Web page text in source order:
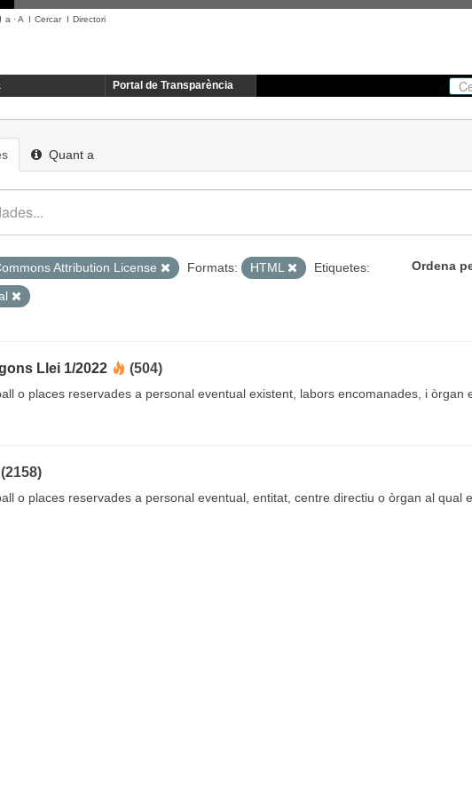
I a ·A I CercarI Directori
Portal de Transparència
Quant a
Ordena
Attribution License Formats: HTML
Etiquetes:
Llei 1/2022 (504)
o places reservades a personal eventual existent, labors encomanades, i òrgan
(2158)
o places reservades a personal eventual, entitat, centre directiu o òrgan al qual